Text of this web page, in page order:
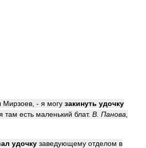
Мирзоев, - я могу закинуть удочку
там есть маленький блат. В. Панова,
удочку заведующему отделом в